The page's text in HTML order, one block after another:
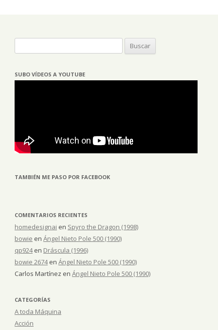
SUBO VÍDEOS A YOUTUBE
TAMBIÉN ME PASO POR FACEBOOK
COMENTARIOS RECIENTES
homedesignai en Spyro the Dragon (1998)
bowie en Ángel Nieto Pole 500 (1990)
qp924en Dráscula (1996)
bowie 2674en Ángel Nieto Pole 500 (1990)
Carlos Martínez en Ángel Nieto Pole 500 (1990)
CATEGORÍAS
A toda Máquina
Acción